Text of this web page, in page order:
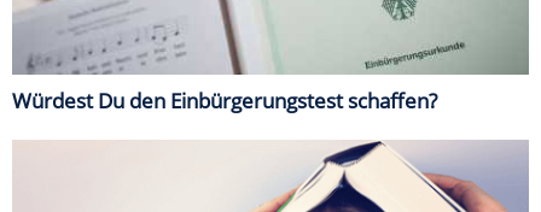
Würdest Du den Einbürgerungstest schaffen?